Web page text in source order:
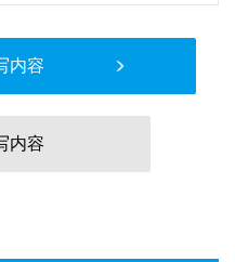
询时所需的必要范围内